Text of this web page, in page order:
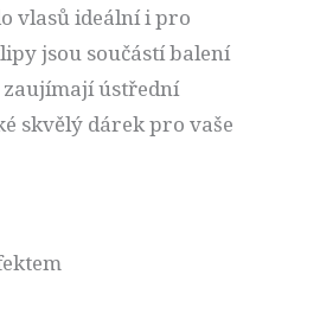
vlasů ideální i pro
jsou součástí balení
zaujímají ústřední
skvělý dárek pro vaše